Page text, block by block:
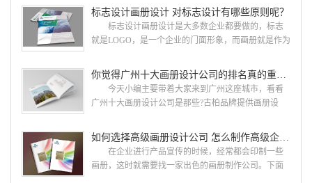
就给大家说说广州画册设计找哪家公司。 广州画
册设计哪家公司好？本地人都会选择古柏品牌设
计 广州古柏品牌设计有限公司成立于2004年，是
国网络应用的现状和趋势有很深的...
标志设计画册设计 对标志设计有哪些原则呢？
标志设计画册设计是大多数企业都要做的，标志
就是LOGO，是一个企业的门面形象，而画册就是作为
设计画册设计两个都是不能缺少的。标志设计画册设
计 简练、概括、完美!即要成功到几乎找不至更好
的替代方案的程度是我们的目标，其难度比之其它任
用目的、适用范畴并深刻...
你觉得广州十大画册设计公司的排名真的重要吗？
今天小编主要带着大家来到广州这座城市，看看
广州十大画册设计公司是那些?古柏品牌提供画册设
计经验,服务过3000多家的广州集团/单位/产品/目录画
册设计/印刷公司。相信不少喜欢设计的小伙伴都会对
今天的内容感兴趣吧! 一、广州的古柏设计 古
如何选择高级画册设计公司 怎么制作高级企业画册
在企业进行产品宣传的时候，经常都会印制一些
画册，这时就需要找一家出色的画册制作公司。下面